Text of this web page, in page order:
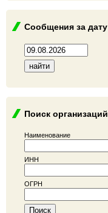
Сообщения за дату
Поиск организаций
Наименование
ИНН
ОГРН